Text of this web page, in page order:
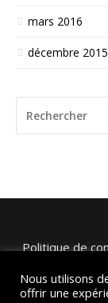
mars 2016
décembre 2015
POUR
:
Politique de
Mentions
Nous utilisons
offrir une